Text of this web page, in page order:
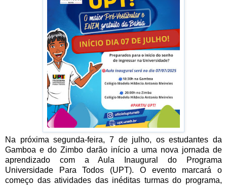
Na próxima segunda-feira, 7 de julho, os estudantes da
Gamboa e do Zimbo darão início a uma nova jornada de
aprendizado com a Aula Inaugural do Programa
Universidade Para Todos (UPT). O evento marcará o
começo das atividades das inéditas turmas do programa,